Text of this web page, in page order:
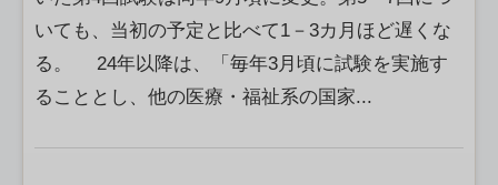
いても、当初の予定と比べて1－3カ月ほど遅くな
る。 24年以降は、「毎年3月頃に試験を実施す
ることとし、他の医療・福祉系の国家...